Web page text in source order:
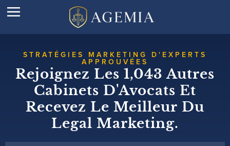
STRATÉGIES MARKETING D'EXPERTS
APPROUVÉES
Rejoignez Les 1,043 Autres
Cabinets D'Avocats Et
Recevez Le Meilleur Du
Legal Marketing.